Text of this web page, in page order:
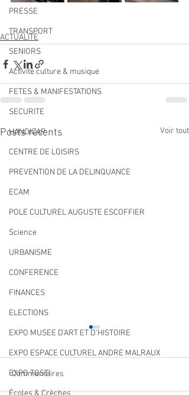
PRESSE
TRANSPORT
SENIORS
Activité culture & musique
FETES & MANIFESTATIONS
SECURITE
HANDICAP
CENTRE DE LOISIRS
PREVENTION DE LA DELINQUANCE
ECAM
POLE CULTUREL AUGUSTE ESCOFFIER
Science
URBANISME
CONFERENCE
FINANCES
ELECTIONS
EXPO MUSEE D'ART ET D'HISTOIRE
EXPO ESPACE CULTUREL ANDRE MALRAUX
EXPO TOSTI
ACTUALITÉ
Posts récents Voir tout
Commentaires